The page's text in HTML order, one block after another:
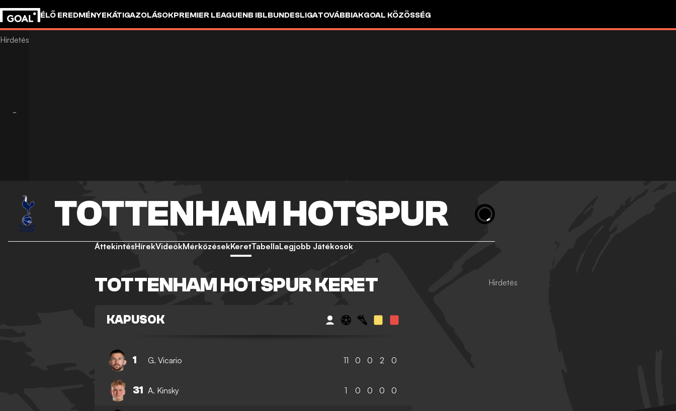
ÉLŐ EREDMÉNYEKÁTIGAZOLÁSOKPREMIER LEAGUENB IBLBUNDESLIGATOVÁBBIAKGOAL KÖZÖSSÉG
TOTTENHAM HOTSPUR
ÁttekintésHírekVideókMérkőzésekKeretTabellaLegjobb Játékosok
TOTTENHAM HOTSPUR KERET
KAPUSOK
1 G. Vicario 11 0 0 2 0
31 A. Kinsky 1 0 0 0 0